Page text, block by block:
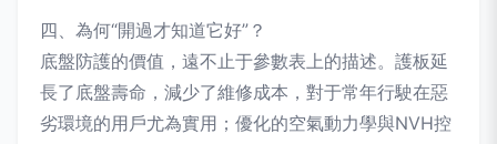
四、為何“開過才知道它好”？
底盤防護的價值，遠不止于參數表上的描述。護板延
長了底盤壽命，減少了維修成本，對于常年行駛在惡
劣環境的用戶尤為實用；優化的空氣動力學與NVH控